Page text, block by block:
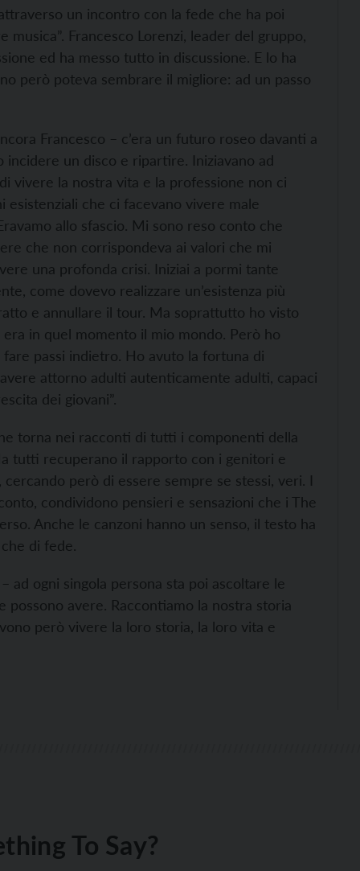
un incontro con la fede che ha poi
Francesco Lorenzi, leader del gruppo,
ed ha messo tutto in discussione. E lo ha
però poteva sembrare il migliore: ad un passo
Francesco – c’era un futuro roseo davanti a
un disco e ripartire. Iniziavano ad
vivere la nostra vita e la professione non ci
esistenziali che ci facevano vivere male
allo sfascio. Mi sono reso conto che
che non corrispondeva ai valori che mi
una profonda crisi. Iniziai a pormi tante
come dovevo realizzare un’esistenza più
e annullare il tour. Ma soprattutto ho visto
in quel momento il mio mondo. Però ho
passi indietro. Ho avuto la fortuna di
attorno adulti autenticamente adulti, capaci
dei giovani”.
torna nei racconti di tutti i componenti della
tutti recuperano il rapporto con i genitori e
però di essere sempre se stessi, veri. I
condividono pensieri e sensazioni che i The
Anche le canzoni hanno un senso, il testo ha
di fede.
ad ogni singola persona sta poi ascoltare le
avere. Raccontiamo la nostra storia
però vivere la loro storia, la loro vita e
To Say?